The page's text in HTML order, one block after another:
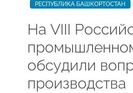
РЕСПУБЛИКА БАШКОРТОСТАН
На VIII
обсудили
производства